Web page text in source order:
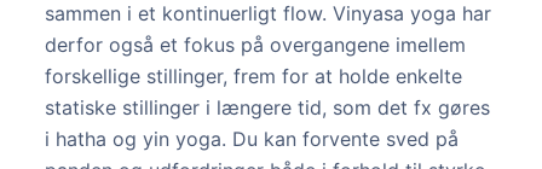
sammen i et kontinuerligt flow. Vinyasa yoga har
derfor også et fokus på overgangene imellem
forskellige stillinger, frem for at holde enkelte
statiske stillinger i længere tid, som det fx gøres
i hatha og yin yoga. Du kan forvente sved på